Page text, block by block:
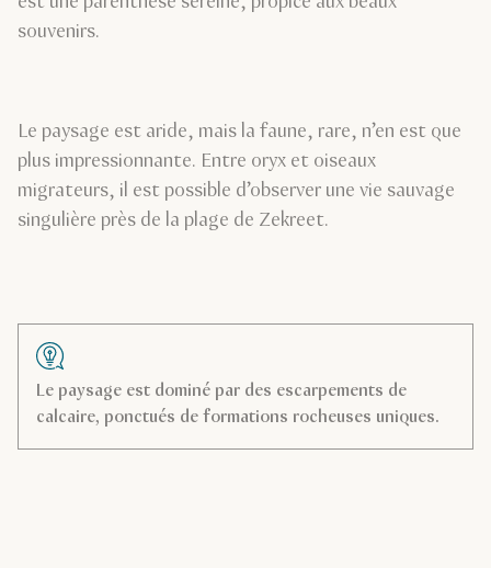
souvenirs.
Le paysage est aride, mais la faune, rare, n’en est que
plus impressionnante. Entre oryx et oiseaux
migrateurs, il est possible d’observer une vie sauvage
singulière près de la plage de Zekreet.
Le paysage est dominé par des escarpements de
calcaire, ponctués de formations rocheuses uniques.